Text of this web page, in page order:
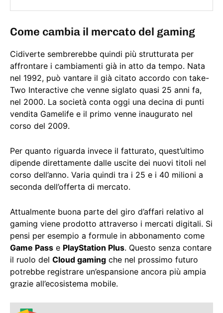
Come cambia il mercato del gaming
Cidiverte sembrerebbe quindi più strutturata per
affrontare i cambiamenti già in atto da tempo. Nata
nel 1992, può vantare il già citato accordo con take-
Two Interactive che venne siglato quasi 25 anni fa,
nel 2000. La società conta oggi una decina di punti
vendita Gamelife e il primo venne inaugurato nel
corso del 2009.
Per quanto riguarda invece il fatturato, quest’ultimo
dipende direttamente dalle uscite dei nuovi titoli nel
corso dell’anno. Varia quindi tra i 25 e i 40 milioni a
seconda dell’offerta di mercato.
Attualmente buona parte del giro d’affari relativo al
gaming viene prodotto attraverso i mercati digitali. Si
pensi per esempio a formule in abbonamento come
Game Pass e PlayStation Plus. Questo senza contare
il ruolo del Cloud gaming che nel prossimo futuro
potrebbe registrare un’espansione ancora più ampia
grazie all’ecosistema mobile.